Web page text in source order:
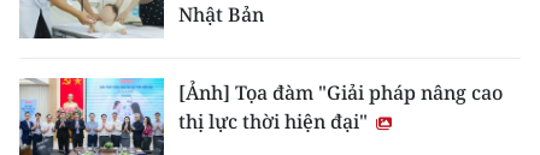
Nhật Bản
[Ảnh] Tọa đàm "Giải pháp nâng cao
thị lực thời hiện đại"